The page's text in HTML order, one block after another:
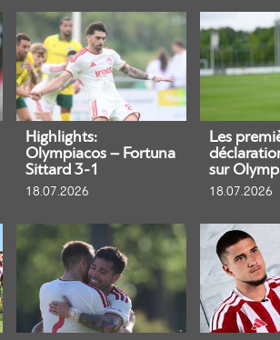
Highlights:
Olympiacos – Fortuna
Sittard 3-1
18.07.2026
Les
sur
18.07.2026